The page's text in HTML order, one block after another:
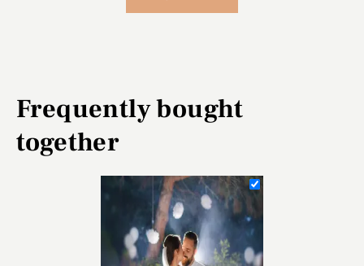
Frequently bought
together